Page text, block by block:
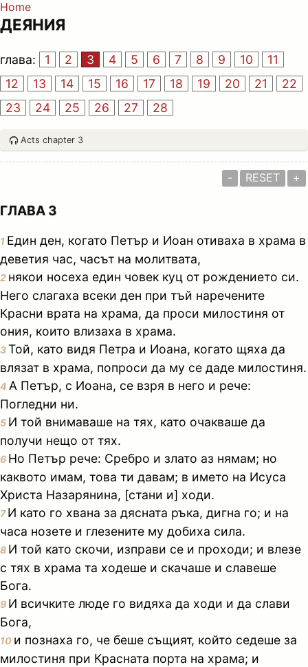
Home
ДЕЯНИЯ
глава: 1 2 3 4 5 6 7 8 9 10
11
12
13 14 15 16 17 18 19 20 21
22
23
24 25 26 27 28
Acts chapter 3
- RESET +
ГЛАВА 3
1 Един ден, когато Петър и Иоан отиваха в храма в
деветия час, часът на молитвата,
2 някои носеха един човек куц от рождението си.
Него слагаха всеки ден при тъй наречените
Красни врата на храма, да проси милостиня от
ония, които влизаха в храма.
3Той, като видя Петра и Иоана, когато щяха да
влязат в храма, попроси да му се даде милостиня.
4 А Петър, с Иоана, се взря в него и рече:
Погледни ни.
5 И той внимаваше на тях, като очакваше да
получи нещо от тях.
6 Но Петър рече: Сребро и злато аз нямам; но
каквото имам, това ти давам; в името на Исуса
Христа Назарянина, [стани и] ходи.
7И като го хвана за дясната ръка, дигна го; и на
часа нозете и глезените му добиха сила.
8 И той като скочи, изправи се и проходи; и влезе
с тях в храма та ходеше и скачаше и славеше
Бога.
9 И всичките люде го видяха да ходи и да слави
Бога,
10 и познаха го, че беше същият, който седеше за
милостиня при Красната порта на храма; и